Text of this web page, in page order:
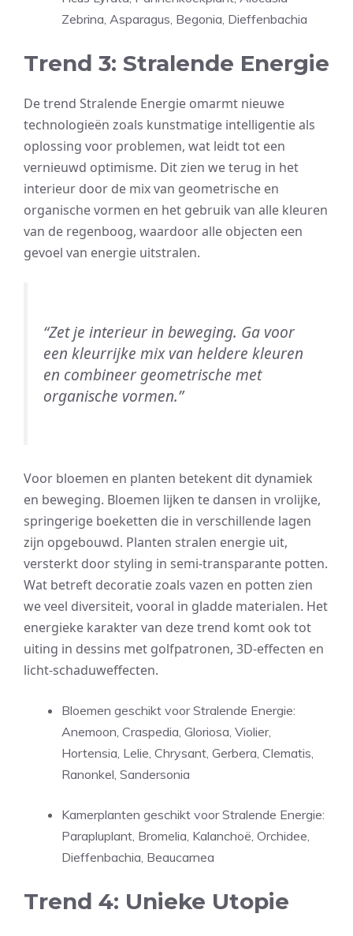
Zebrina, Asparagus, Begonia, Dieffenbachia
Trend 3: Stralende Energie
De trend Stralende Energie omarmt nieuwe
technologieën zoals kunstmatige intelligentie als
oplossing voor problemen, wat leidt tot een
vernieuwd optimisme. Dit zien we terug in het
interieur door de mix van geometrische en
organische vormen en het gebruik van alle kleuren
van de regenboog, waardoor alle objecten een
gevoel van energie uitstralen.
“Zet je interieur in beweging. Ga voor
een kleurrijke mix van heldere kleuren
en combineer geometrische met
organische vormen.”
Voor bloemen en planten betekent dit dynamiek
en beweging. Bloemen lijken te dansen in vrolijke,
springerige boeketten die in verschillende lagen
zijn opgebouwd. Planten stralen energie uit,
versterkt door styling in semi-transparante potten.
Wat betreft decoratie zoals vazen en potten zien
we veel diversiteit, vooral in gladde materialen. Het
energieke karakter van deze trend komt ook tot
uiting in dessins met golfpatronen, 3D-effecten en
licht-schaduweffecten.
Bloemen geschikt voor Stralende Energie:
Anemoon, Craspedia, Gloriosa, Violier,
Hortensia, Lelie, Chrysant, Gerbera, Clematis,
Ranonkel, Sandersonia
Kamerplanten geschikt voor Stralende Energie:
Parapluplant, Bromelia, Kalanchoë, Orchidee,
Dieffenbachia, Beaucarnea
Trend 4: Unieke Utopie